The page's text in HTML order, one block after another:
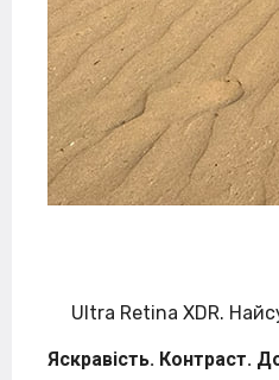
Ultra Retina XDR.
Яскравість. Контраст.